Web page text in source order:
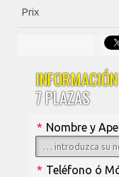
Prix
7 PLAZAS
Nombre y
*
Teléfono ó
*